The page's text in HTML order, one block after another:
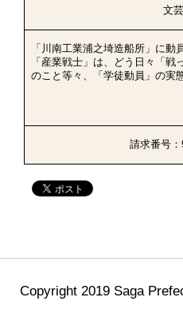
文
「川南工業浦之埼造船所」に動
「産業戦士」は、どう日々「
のこと等々、「学徒動員」の実
請求番号
Copyright 2019 Saga